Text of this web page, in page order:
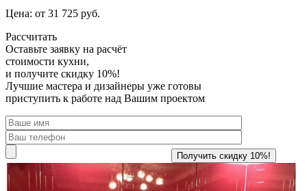
Цена: от 31 725 руб.
Рассчитать
Оставьте заявку на расчёт
стоимости кухни,
и получите скидку 10%!
Лучшие мастера и дизайнеры уже готовы
приступить к работе над Вашим проектом